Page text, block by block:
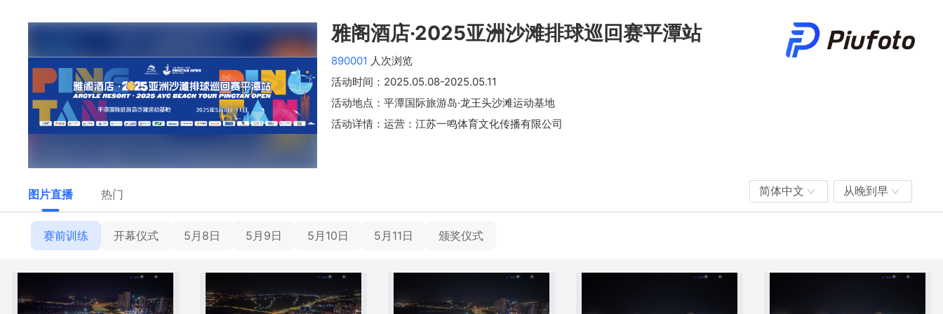
雅阁酒店·2025亚洲沙滩排球巡回赛平潭站
890001 人次浏览
活动时间： 2025.05.08-2025.05.11
活动地点：平潭国际旅游岛·龙王头沙滩运动基地
活动详情：运营：江苏一鸣体育文化传播有限公司
图片直播 热门 简体中文 从晚到早
赛前训练 开幕仪式 5月8日 5月9日 5月10日 5月11日 颁奖仪式